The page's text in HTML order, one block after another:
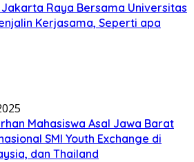
Jakarta Raya Bersama Universitas
Kerjasama, Seperti apa
Mahasiswa Asal Jawa Barat
SMI Youth Exchange di
dan Thailand